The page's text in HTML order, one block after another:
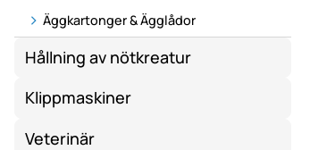
Äggkartonger & Ägglådor
Hållning av nötkreatur
Klippmaskiner
Veterinär